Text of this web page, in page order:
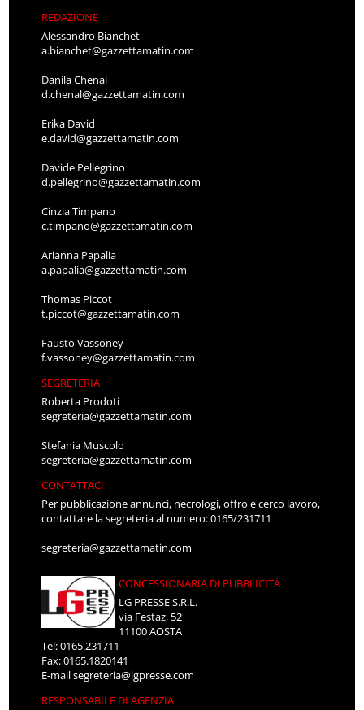
REDAZIONE
Alessandro Bianchet
a.bianchet@gazzettamatin.com
Danila Chenal
d.chenal@gazzettamatin.com
Erika David
e.david@gazzettamatin.com
Davide Pellegrino
d.pellegrino@gazzettamatin.com
Cinzia Timpano
c.timpano@gazzettamatin.com
Arianna Papalia
a.papalia@gazzettamatin.com
Thomas Piccot
t.piccot@gazzettamatin.com
Fausto Vassoney
f.vassoney@gazzettamatin.com
SEGRETERIA
Roberta Prodoti
segreteria@gazzettamatin.com
Stefania Muscolo
segreteria@gazzettamatin.com
CONTATTACI
Per pubblicazione annunci, necrologi, offro e cerco lavoro,
contattare la segreteria al numero: 0165/231711
segreteria@gazzettamatin.com
CONCESSIONARIA DI PUBBLICITÀ
LG PRESSE S.R.L.
via Festaz, 52
11100 AOSTA
Tel: 0165.231711
Fax: 0165.1820141
E-mailsegreteria@lgpresse.com
RESPONSABILE DI AGENZIA